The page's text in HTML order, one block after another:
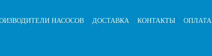
НАСОСОВ ДОСТАВКА КОНТАКТЫ ОПЛАТА